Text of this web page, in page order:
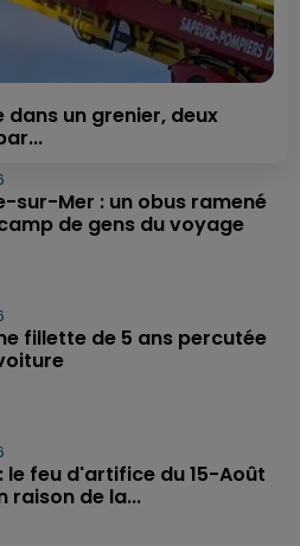
dans un grenier, deux
sur-Mer : un obus ramené
de gens du voyage
fillette de 5 ans percutée
le feu d'artifice du 15-Août
raison de la...